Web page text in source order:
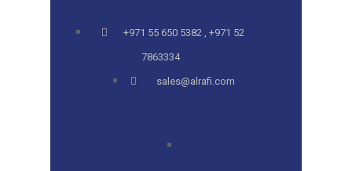
+971 55 650 5382 , +971 52
7863334
sales@alrafi.com